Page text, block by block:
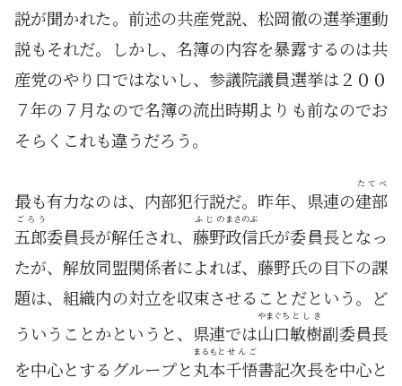
説が聞かれた。前述の共産党説、松岡徹の選挙運動
説もそれだ。しかし、名簿の内容を暴露するのは共
産党のやり口ではないし、参議院議員選挙は２００
７年の７月なので名簿の流出時期よりも前なのでお
そらくこれも違うだろう。
最も有力なのは、内部犯行説だ。昨年、県連の建部
たてべ
五郎
ごろう
委員長が解任され、 藤野
ふじの
政信
まさのぶ
氏が委員長となっ
たが、解放同盟関係者によれば、藤野氏の目下の課
題は、組織内の対立を収束させることだという。ど
ういうことかというと、県連では山口
やまぐち
敏樹
としき
副委員長
を中心とするグループと丸本
まるもと
千悟
せんご
書記次長を中心と